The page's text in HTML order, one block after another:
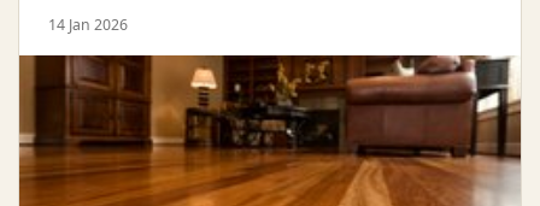
14 Jan 2026